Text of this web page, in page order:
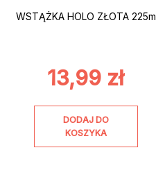
WSTĄŻKA HOLO ZŁOTA 225m
13,99 zł
DODAJ DO
KOSZYKA